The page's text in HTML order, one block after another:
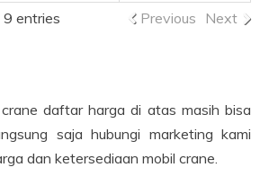
entries Previous Next
daftar harga di atas masih bisa
saja hubungi marketing kami
dan ketersediaan mobil crane.